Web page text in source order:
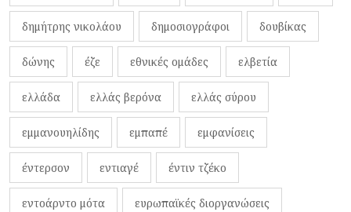
δημήτρης νικολάου δημοσιογράφοι δουβίκας
δώνης έζε εθνικές ομάδες ελβετία
ελλάδα ελλάς βερόνα ελλάς σύρου
εμμανουηλίδης εμπαπέ εμφανίσεις
έντερσον εντιαγέ έντιν τζέκο
εντοάρντο μότα ευρωπαϊκές διοργανώσεις